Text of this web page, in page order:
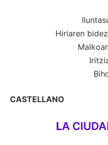
Hiriaren
CASTELLANO
LA